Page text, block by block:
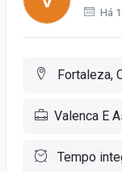
Há
Fortaleza,
Valenca E
Tempo